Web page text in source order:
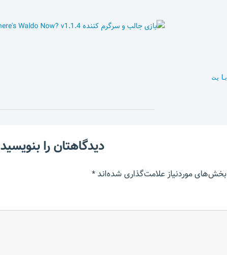
دیدگاهتان را بنویسید
بخش‌های موردنیاز علامت‌گذاری شده‌اند*